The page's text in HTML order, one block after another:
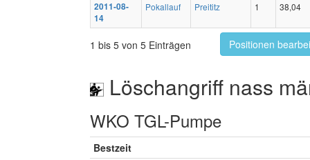
2011-08-
14
Pokallauf Preititz 1 38,04
1 bis 5 von 5 Einträgen Positionen
Löschangriff nass
WKO TGL-Pumpe
Bestzeit